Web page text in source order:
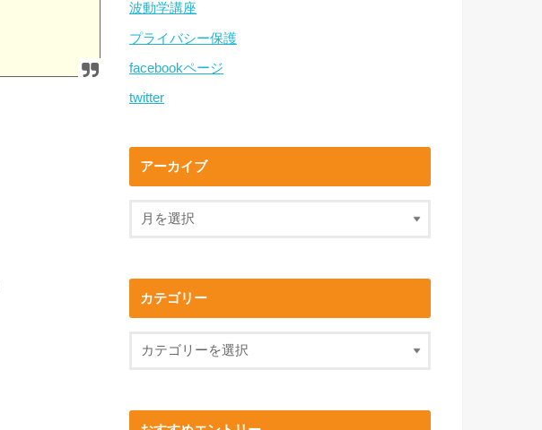
波動学講座
プライバシー保護
facebookページ
twitter
アーカイブ
カテゴリー